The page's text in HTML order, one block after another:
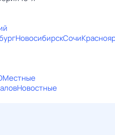
НовосибирскСочи
Местные
Новостные